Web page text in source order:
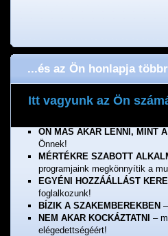
...és az Ön honlapja
Itt vagyunk az Ön
ÖN MÁS AKAR LENNI, MINT
Önnek!
MÉRTÉKRE SZABOTT
programjaink megkönnyítik a
EGYÉNI HOZZÁÁLLÁST
foglalkozunk!
BÍZIK A SZAKEMBEREKBEN
NEM AKAR KOCKÁZTATNI
–
elégedettségéért!